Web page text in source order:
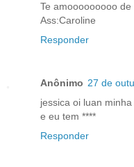
Te amooooooooo de
Ass:Caroline
Responder
Anônimo 27 de
jessica oi luan
e eu tem ****
Responder